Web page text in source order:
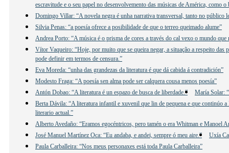
escravitude e o seu papel no desenvolvemento das músicas de América, como o
Domingo Villar: “A novela negra é unha narrativa transversal, tanto no público
Silvia Penas: “a poesía ofrece a posibilidade de que o terreo queimado alume”
Andrea Porto: “A música é o prisma de cores a través do cal vexo o mundo que
Vítor Vaqueiro: “Hoje, por muito que se queira negar, a situação a respeito das
pode definir em termos de censura.”
Eva Moreda: “unha das grandezas da literatura é que dá cabida á contradición”
Modesto Fraga: “A poesía sen alma pode ser calquera cousa menos poesía”
Antón Dobao: “A literatura é un espazo de busca de liberdade.”
María Solar:
Berta Dávila: “A literatura infantil e xuvenil que lin de pequena e que continúo
literario actual.”
Alberto Avedaño: “Eramos egocéntricos, pero tamén o era Whitman e Manoel
José Manuel Martínez Oca: “Eu andaba, e andei, sempre ó meu aire.”
Uxía
Paula Carballeira: “Nos meus personaxes está toda Paula Carballeira”